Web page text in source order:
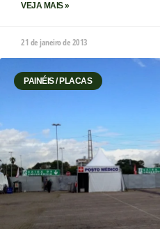
VEJA MAIS »
21 de janeiro de 2013
PAINÉIS / PLACAS